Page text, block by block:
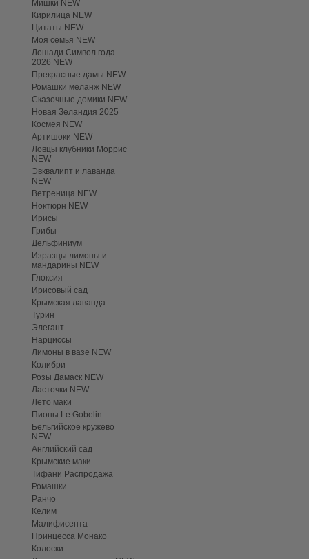
Мишки NEW
Кирилица NEW
Цитаты NEW
Моя семья NEW
Лошади Символ года
2026 NEW
Прекрасные дамы NEW
Ромашки меланж NEW
Сказочные домики NEW
Новая Зеландия 2025
Космея NEW
Артишоки NEW
Ловцы клубники Моррис
NEW
Эвквалипт и лаванда
NEW
Ветреница NEW
Ноктюрн NEW
Ирисы
Грибы
Дельфиниум
Изразцы лимоны и
мандарины NEW
Глоксия
Ирисовый сад
Крымская лаванда
Турин
Элегант
Нарциссы
Лимоны в вазе NEW
Колибри
Розы Дамаск NEW
Ласточки NEW
Лето маки
Пионы Le Gobelin
Бельгийское кружево
NEW
Английский сад
Крымские маки
Тифани Распродажа
Ромашки
Ранчо
Келим
Малифисента
Принцесса Монако
Колоски